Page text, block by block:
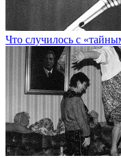
Что случилось с